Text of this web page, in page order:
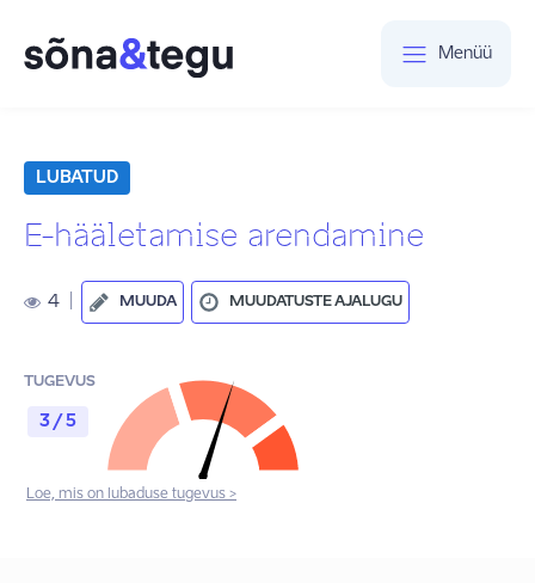
Menüü
LUBATUD
E-hääletamise arendamine
4 MUUDA MUUDATUSTE AJALUGU
TUGEVUS
3 / 5
Loe, mis on lubaduse tugevus >